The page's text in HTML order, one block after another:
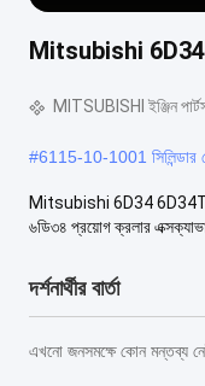
Mitsubishi 6D34
MITSUBISHI ইঞ্জিন
#6115-10-1001 সিলিন্ডার
Mitsubishi 6D34 6D34T
৬ডি৩৪ প্রয়োগ ক্রলার এক্সক্যাভার
দর্শনার্থীর বার্তা
এখনো জনসমক্ষে কোন মন্তব্য